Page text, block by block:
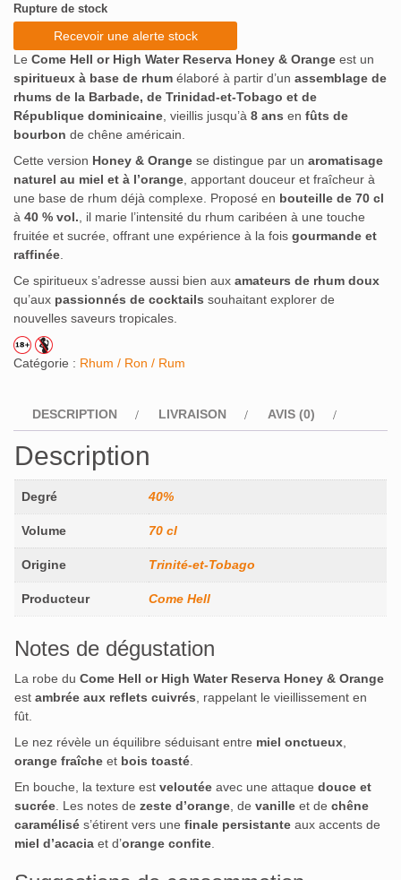
Rupture de stock
Recevoir une alerte stock
Le Come Hell or High Water Reserva Honey & Orange est un
spiritueux à base de rhum élaboré à partir d’un assemblage de
rhums de la Barbade, de Trinidad-et-Tobago et de
République dominicaine , vieillis jusqu’à 8 ans en fûts de
bourbon de chêne américain.
Cette version Honey & Orange se distingue par un aromatisage
naturel au miel et à l’orange , apportant douceur et fraîcheur à
une base de rhum déjà complexe. Proposé en bouteille de 70 cl
à 40 % vol. , il marie l’intensité du rhum caribéen à une touche
fruitée et sucrée, offrant une expérience à la fois gourmande et
raffinée
Ce spiritueux s’adresse aussi bien aux amateurs de rhum doux
qu’aux passionnés de cocktails souhaitant explorer de
nouvelles saveurs tropicales.
Catégorie : Rhum / Ron / Rum
DESCRIPTION LIVRAISON AVIS (0)
Description
Degré 40%
Volume 70 cl
Origine Trinité-et-Tobago
Producteur Come Hell
Notes de dégustation
La robe du Come Hell or High Water Reserva Honey & Orange
est ambrée aux reflets cuivrés , rappelant le vieillissement en
fût.
Le nez révèle un équilibre séduisant entre miel onctueux
orange fraîche et bois toasté
En bouche, la texture est veloutée avec une attaque douce et
sucrée . Les notes de zeste d’orange , de vanille et de chêne
caramélisé s’étirent vers une finale persistante aux accents de
miel d’acacia et d’orange confite